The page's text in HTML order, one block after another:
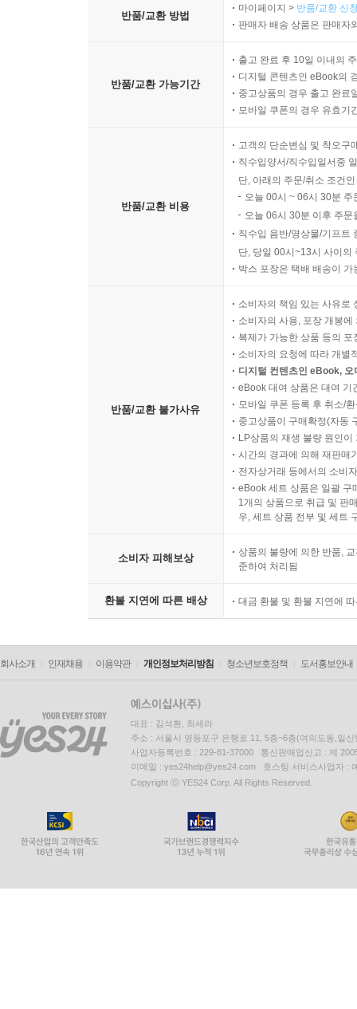
반품/교환 방법
마이페이지 > 반품/교환 신
판매자 배송 상품은 판매자
반품/교환 가능기간
출고 완료 후 10일 이내의
디지털 콘텐츠인 eBook의
중고상품의 경우 출고 완료
모바일 쿠폰의 경우 유효기
반품/교환 비용
고객의 단순변심 및 착오구
직수입양서/직수입일서중
단, 아래의 주문/취소 조건
오늘 00시 ~ 06시 30분
오늘 06시 30분 이후 주
직수입 음반/영상물/기프트
단, 당일 00시~13시 사이의
박스 포장은 택배 배송이
반품/교환 불가사유
소비자의 책임 있는 사유로
소비자의 사용, 포장 개봉
복제가 가능한 상품 등의
소비자의 요청에 따라 개별
디지털 컨텐츠인 eBook,
eBook 대여 상품은 대여 기
모바일 쿠폰 등록 후 취소/
중고상품이 구매확정(자동
LP상품의 재생 불량 원인
시간의 경과에 의해 재판매
전자상거래 등에서의 소비
eBook 세트 상품은 일괄 구
1개의 상품으로 취급 및 판
우, 세트 상품 전부 및 세트
소비자 피해보상
상품의 불량에 의한 반품,
준하여 처리됨
환불 지연에 따른 배상 대금 환불 및 환불 지연에
회사소개 인재채용 이용약관 개인정보처리방침 청소년보호정책 도서홍보안내
대표 : 김석환, 최세라
주소 : 서울시 영등포구 은행로 11, 5층~6층(여의도동,일신
사업자등록번호 : 229-81-37000 통신판매업신고 : 제
이메일 : yes24help@yes24.com 호스팅 서비스사업자 :
Copyright ⓒ YES24 Corp. All Rights Reserved.